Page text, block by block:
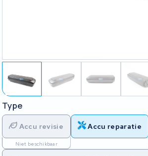
Type
Accu revisie
Niet beschikbaar
Accu reparatie